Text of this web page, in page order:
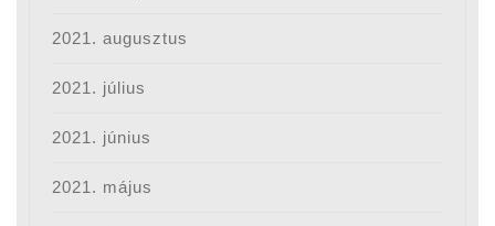
2021. augusztus
2021. július
2021. június
2021. május